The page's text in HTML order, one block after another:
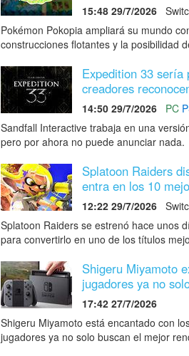
15:48 29/7/2026
Pokémon Pokopia ampliará su mundo
construcciones flotantes y la posibilidad
Expedition 33 sería
creadores
14:50 29/7/2026 PC
Sandfall Interactive trabaja en una
pero por ahora no puede anunciar nada.
Splatoon Raiders
entra en los 10
12:22 29/7/2026
Splatoon Raiders se estrenó hace unos
para convertirlo en uno de los títulos
Shigeru Miyamoto
jugadores ya no
17:42 27/7/2026
Shigeru Miyamoto está encantado con
jugadores ya no solo buscan el mejor